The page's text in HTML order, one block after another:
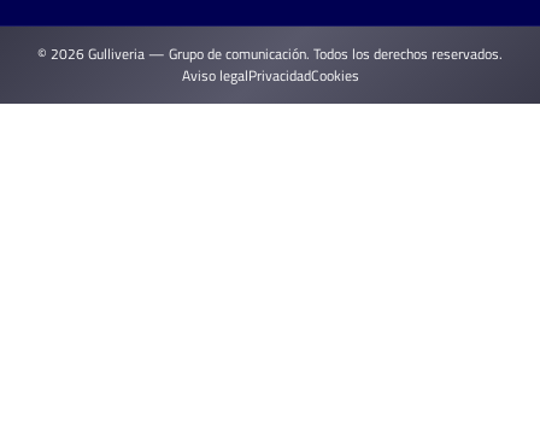
© 2026 Gulliveria — Grupo de comunicación. Todos los derechos reservados.
Aviso legalPrivacidadCookies